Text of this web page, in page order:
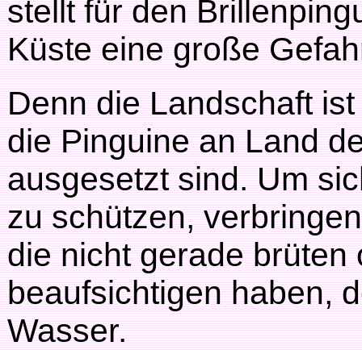
stellt für den
Küste eine große
Denn die Landschaft
die Pinguine an Land
ausgesetzt sind. Um
zu schützen,
die nicht gerade brüten
beaufsichtigen haben,
Wasser.